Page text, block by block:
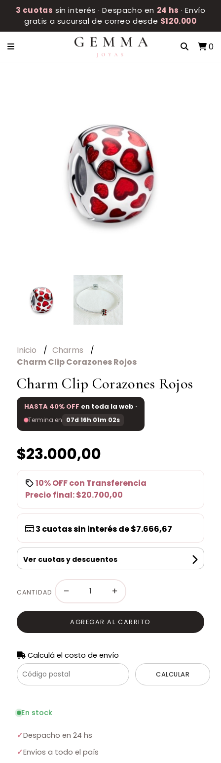
3 cuotas sin interés · Despacho en 24 hs · Envío
gratis a sucursal de correo desde $120.000
0
Inicio
Charms
Charm Clip Corazones Rojos
Charm Clip Corazones Rojos
HASTA 40% OFF en toda la web ·
Termina en 07d 16h 01m 02s
$23.000,00
10% OFFcon Transferencia
Precio final:$20.700,00
3 cuotas sin interés de$7.666,67
Ver cuotas y descuentos
CANTIDAD − +
AGREGAR AL CARRITO
Calculá el costo de envío
CALCULAR
En stock
✓Despacho en 24 hs
✓Envíos a todo el país